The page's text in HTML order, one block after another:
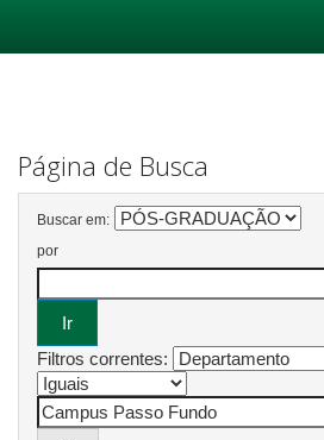
Página de Busca
Buscar em:
por
Filtros correntes: